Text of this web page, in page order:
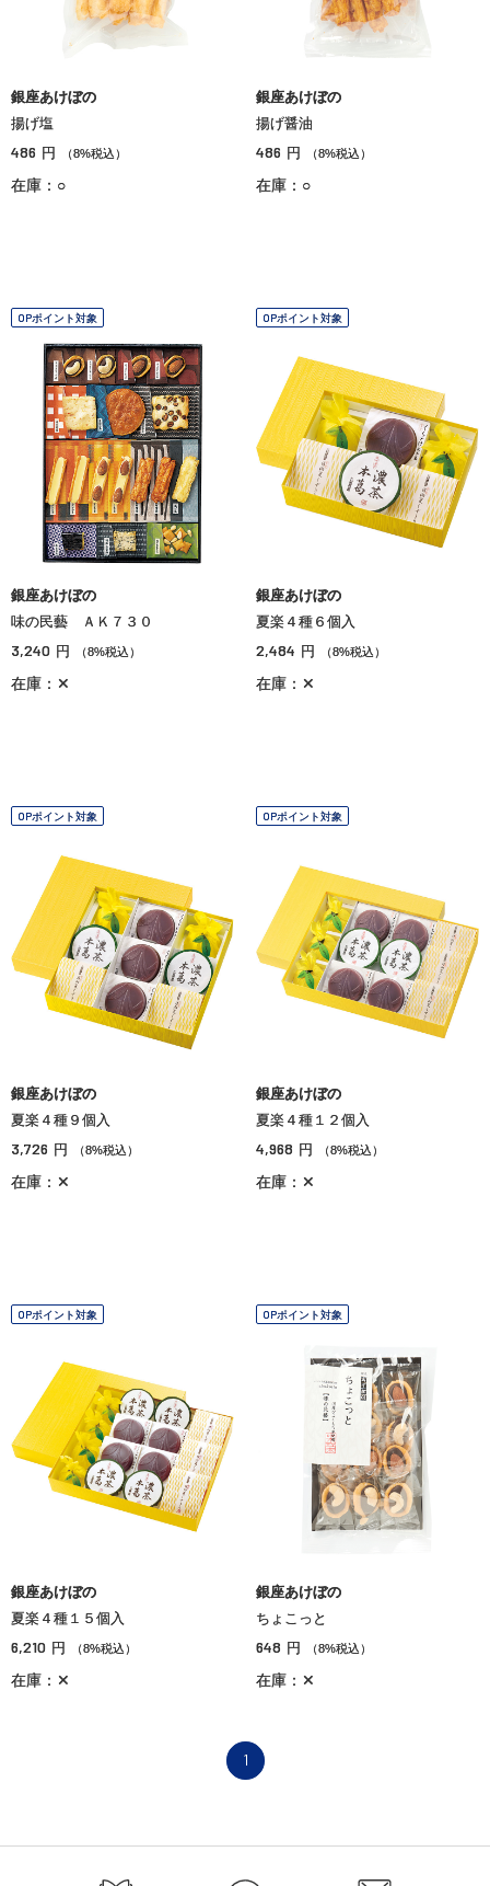
銀座あけぼの
揚げ塩
486 円 （8%税込）
在庫：○
銀座あけぼの
揚げ醤油
486 円 （8%税込）
在庫：○
OPポイント対象
銀座あけぼの
味の民藝 ＡＫ７３０
3,240 円 （8%税込）
在庫：✕
OPポイント対象
銀座あけぼの
夏楽４種６個入
2,484 円 （8%税込）
在庫：✕
OPポイント対象
銀座あけぼの
夏楽４種９個入
3,726 円 （8%税込）
在庫：✕
OPポイント対象
銀座あけぼの
夏楽４種１２個入
4,968 円 （8%税込）
在庫：✕
OPポイント対象
銀座あけぼの
夏楽４種１５個入
6,210 円 （8%税込）
在庫：✕
OPポイント対象
銀座あけぼの
ちょこっと
648 円 （8%税込）
在庫：✕
1